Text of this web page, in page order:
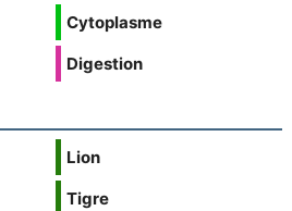
Cytoplasme
Digestion
Lion
Tigre